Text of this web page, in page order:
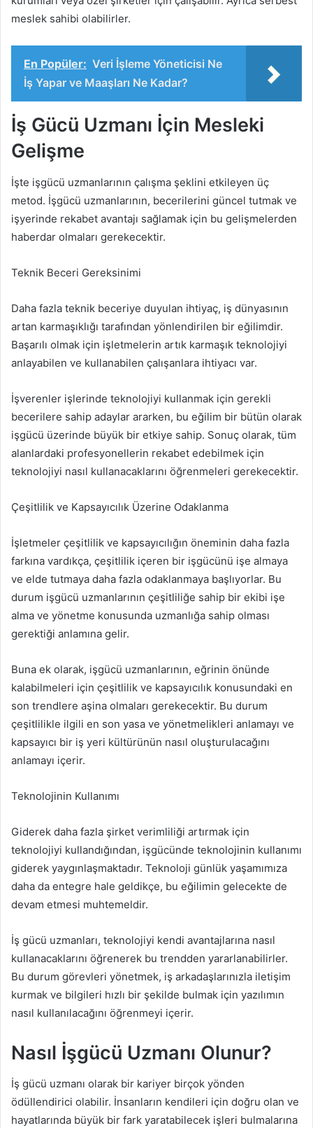
meslek sahibi olabilirler.
En Popüler: Veri İşleme Yöneticisi Ne
İş Yapar ve Maaşları Ne Kadar?
İş Gücü Uzmanı İçin Mesleki
Gelişme
İşte işgücü uzmanlarının çalışma şeklini etkileyen üç
metod. İşgücü uzmanlarının, becerilerini güncel tutmak ve
işyerinde rekabet avantajı sağlamak için bu gelişmelerden
haberdar olmaları gerekecektir.
Teknik Beceri Gereksinimi
Daha fazla teknik beceriye duyulan ihtiyaç, iş dünyasının
artan karmaşıklığı tarafından yönlendirilen bir eğilimdir.
Başarılı olmak için işletmelerin artık karmaşık teknolojiyi
anlayabilen ve kullanabilen çalışanlara ihtiyacı var.
İşverenler işlerinde teknolojiyi kullanmak için gerekli
becerilere sahip adaylar ararken, bu eğilim bir bütün olarak
işgücü üzerinde büyük bir etkiye sahip. Sonuç olarak, tüm
alanlardaki profesyonellerin rekabet edebilmek için
teknolojiyi nasıl kullanacaklarını öğrenmeleri gerekecektir.
Çeşitlilik ve Kapsayıcılık Üzerine Odaklanma
İşletmeler çeşitlilik ve kapsayıcılığın öneminin daha fazla
farkına vardıkça, çeşitlilik içeren bir işgücünü işe almaya
ve elde tutmaya daha fazla odaklanmaya başlıyorlar. Bu
durum işgücü uzmanlarının çeşitliliğe sahip bir ekibi işe
alma ve yönetme konusunda uzmanlığa sahip olması
gerektiği anlamına gelir.
Buna ek olarak, işgücü uzmanlarının, eğrinin önünde
kalabilmeleri için çeşitlilik ve kapsayıcılık konusundaki en
son trendlere aşina olmaları gerekecektir. Bu durum
çeşitlilikle ilgili en son yasa ve yönetmelikleri anlamayı ve
kapsayıcı bir iş yeri kültürünün nasıl oluşturulacağını
anlamayı içerir.
Teknolojinin Kullanımı
Giderek daha fazla şirket verimliliği artırmak için
teknolojiyi kullandığından, işgücünde teknolojinin kullanımı
giderek yaygınlaşmaktadır. Teknoloji günlük yaşamımıza
daha da entegre hale geldikçe, bu eğilimin gelecekte de
devam etmesi muhtemeldir.
İş gücü uzmanları, teknolojiyi kendi avantajlarına nasıl
kullanacaklarını öğrenerek bu trendden yararlanabilirler.
Bu durum görevleri yönetmek, iş arkadaşlarınızla iletişim
kurmak ve bilgileri hızlı bir şekilde bulmak için yazılımın
nasıl kullanılacağını öğrenmeyi içerir.
Nasıl İşgücü Uzmanı Olunur?
İş gücü uzmanı olarak bir kariyer birçok yönden
ödüllendirici olabilir. İnsanların kendileri için doğru olan ve
hayatlarında büyük bir fark yaratabilecek işleri bulmalarına